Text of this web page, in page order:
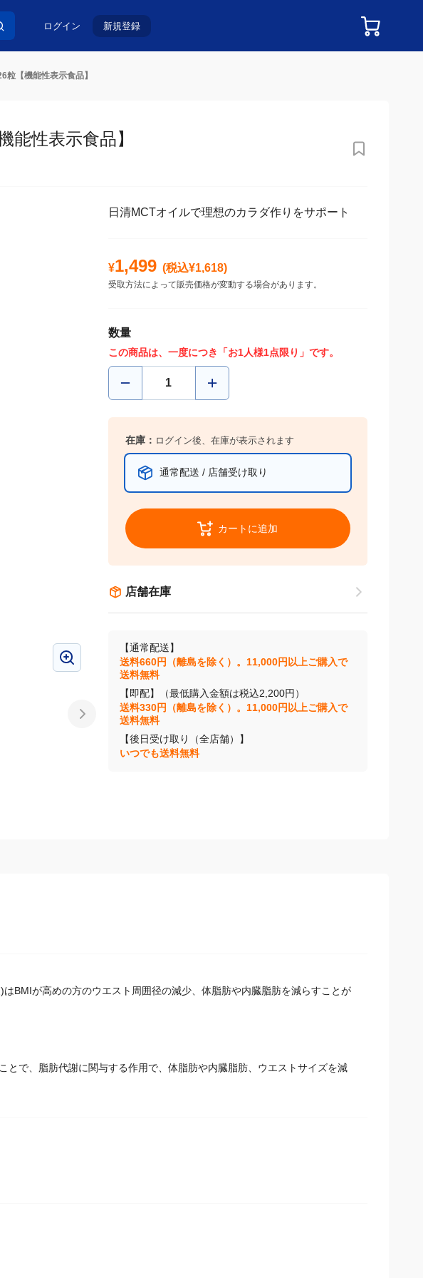
ログイン 新規登録
粒【機能性表示食品】
性表示食品】
日清MCTオイルで理想のカラダ作りをサポート
¥1,499 (税込¥1,618)
受取方法によって販売価格が変動する場合があります。
数量
この商品は、一度につき「お1人様1点限り」です。
在庫： ログイン後、在庫が表示されます
通常配送 / 店舗受け取り
カートに追加
店舗在庫
【通常配送】
送料660円（離島を除く）。11,000円以上ご購入で
送料無料
【即配】（最低購入金額は税込2,200円）
送料330円（離島を除く）。11,000円以上ご購入で
送料無料
【後日受け取り（全店舗）】
いつでも送料無料
BMIが高めの方のウエスト周囲径の減少、体脂肪や内臓脂肪を減らすことが
で、脂肪代謝に関与する作用で、体脂肪や内臓脂肪、ウエストサイズを減